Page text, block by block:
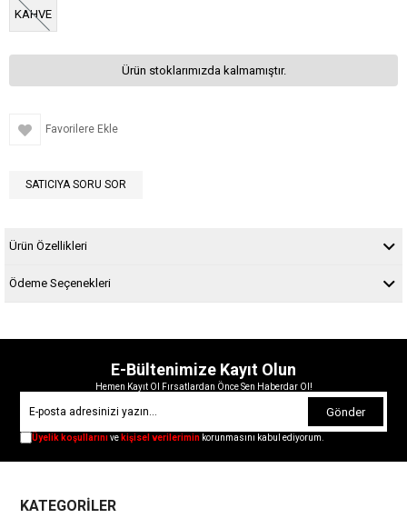
KAHVE
Ürün stoklarımızda kalmamıştır.
Favorilere Ekle
SATICIYA SORU SOR
Ürün Özellikleri
Ödeme Seçenekleri
E-Bültenimize Kayıt Olun
Hemen Kayıt Ol Fırsatlardan Önce Sen Haberdar Ol!
Gönder
Üyelik koşullarınıve kişisel verilerimin korunmasını kabul ediyorum.
KATEGORİLER